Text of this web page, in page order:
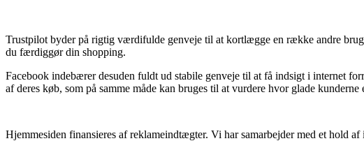
Trustpilot byder på rigtig værdifulde genveje til at kortlægge en række andre
du færdiggør din shopping.
Facebook indebærer desuden fuldt ud stabile genveje til at få indsigt i internet
af deres køb, som på samme måde kan bruges til at vurdere hvor glade kunderne
Hjemmesiden finansieres af reklameindtægter. Vi har samarbejder med et hold